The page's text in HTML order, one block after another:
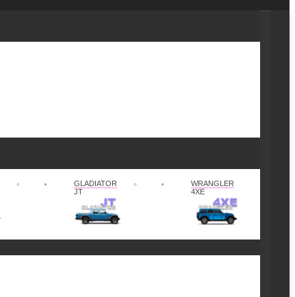
GLADIATOR
JT
WRANGLER
4XE